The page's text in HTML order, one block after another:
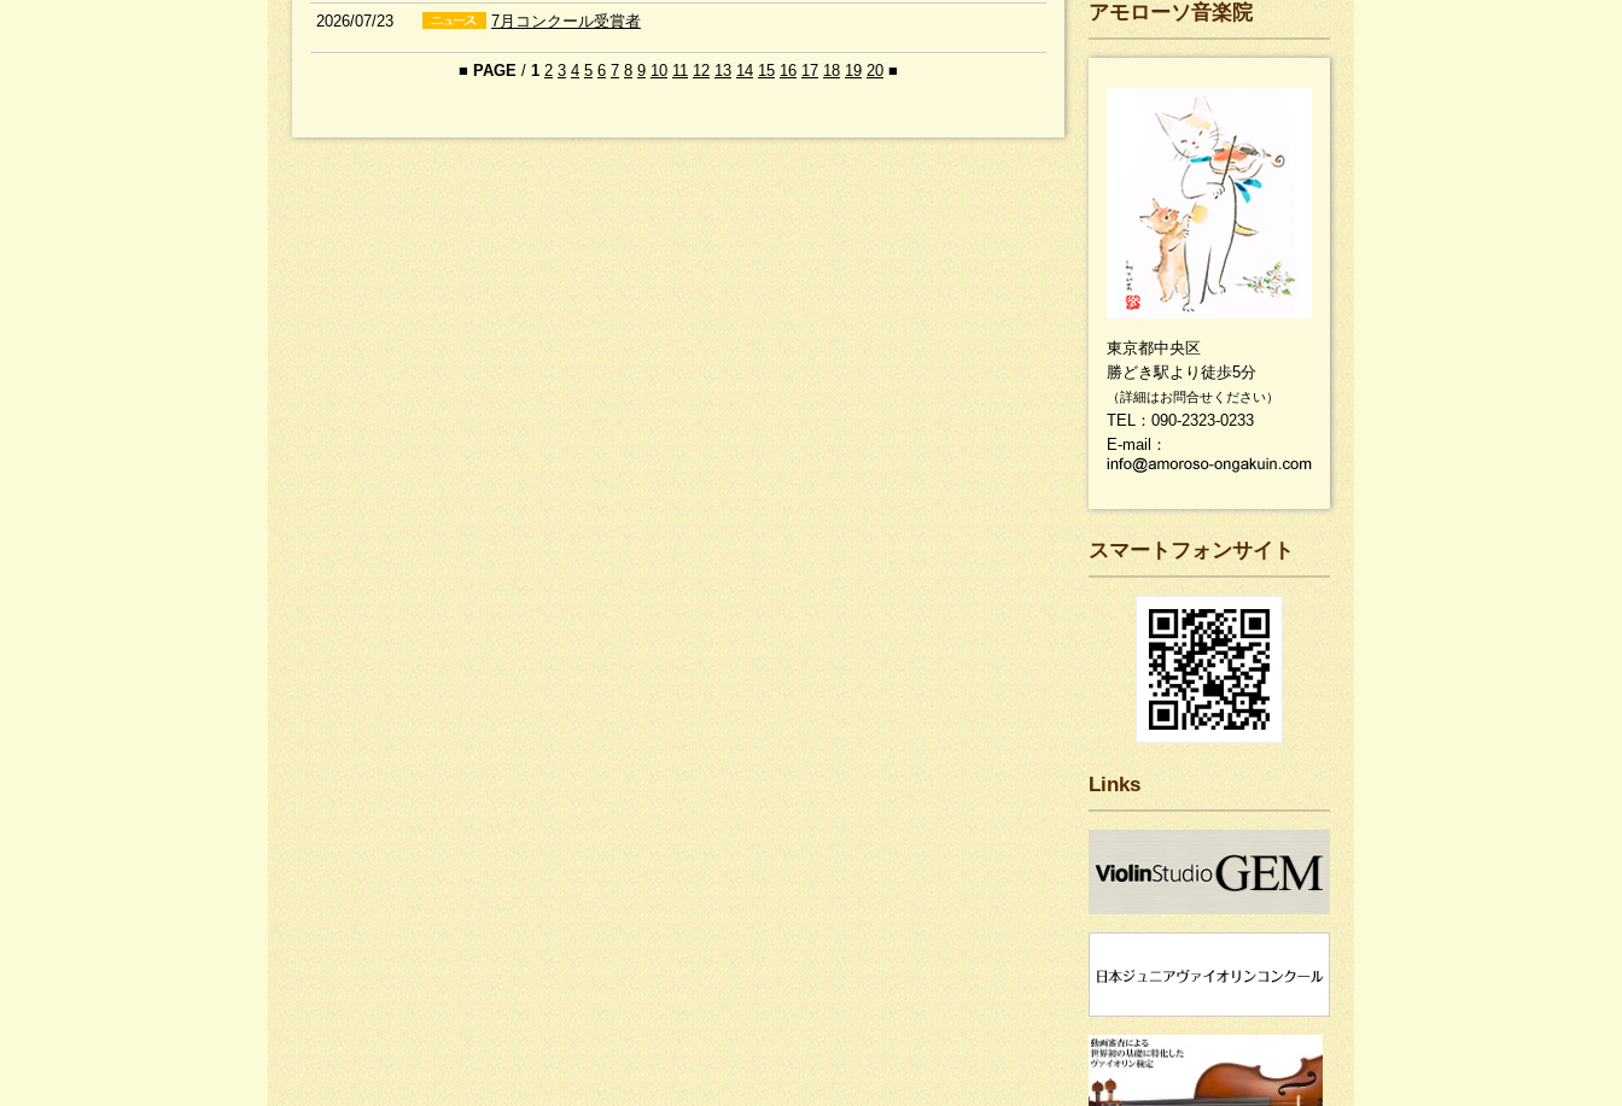
2026/07/23 7月コンクール受賞者
■ PAGE / 1 2 3 4 5 6 7 8 9 10 11 12 13 14 15 16 17 18 19 20 ■
アモローソ音楽院
東京都中央区
勝どき駅より徒歩5分
（詳細はお問合せください）
TEL：090-2323-0233
E-mail：
スマートフォンサイト
Links